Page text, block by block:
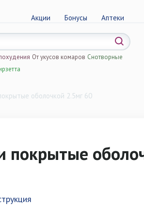
Акции Бонусы Аптеки
От укусов комаров Снотворные
оболочкой 2.5мг 60
покрытые